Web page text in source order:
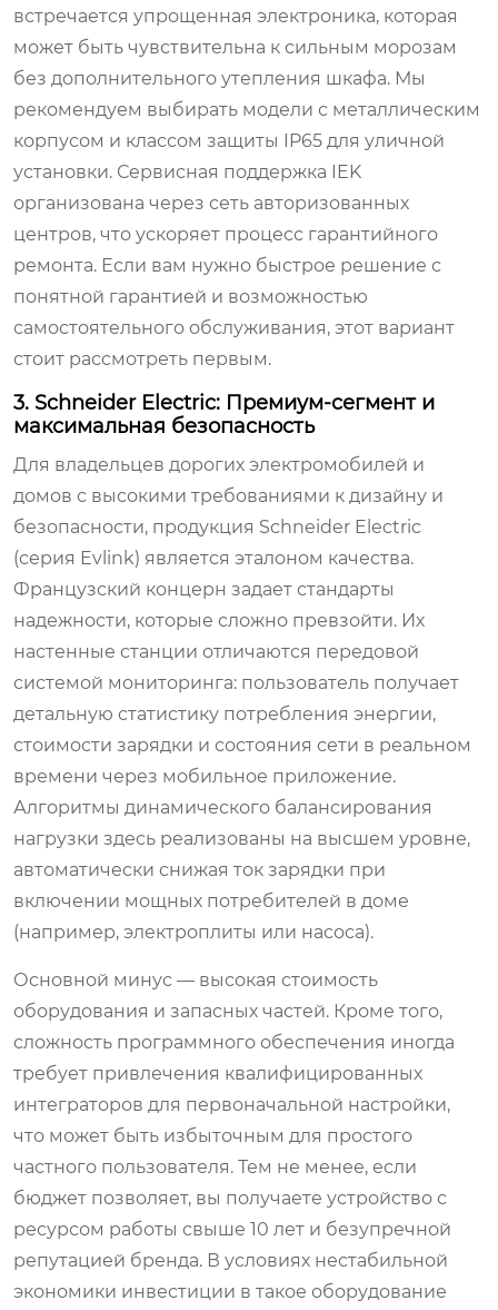
встречается упрощенная электроника, которая
может быть чувствительна к сильным морозам
без дополнительного утепления шкафа. Мы
рекомендуем выбирать модели с металлическим
корпусом и классом защиты IP65 для уличной
установки. Сервисная поддержка IEK
организована через сеть авторизованных
центров, что ускоряет процесс гарантийного
ремонта. Если вам нужно быстрое решение с
понятной гарантией и возможностью
самостоятельного обслуживания, этот вариант
стоит рассмотреть первым.
3. Schneider Electric: Премиум-сегмент и
максимальная безопасность
Для владельцев дорогих электромобилей и
домов с высокими требованиями к дизайну и
безопасности, продукция Schneider Electric
(серия Evlink) является эталоном качества.
Французский концерн задает стандарты
надежности, которые сложно превзойти. Их
настенные станции отличаются передовой
системой мониторинга: пользователь получает
детальную статистику потребления энергии,
стоимости зарядки и состояния сети в реальном
времени через мобильное приложение.
Алгоритмы динамического балансирования
нагрузки здесь реализованы на высшем уровне,
автоматически снижая ток зарядки при
включении мощных потребителей в доме
(например, электроплиты или насоса).
Основной минус — высокая стоимость
оборудования и запасных частей. Кроме того,
сложность программного обеспечения иногда
требует привлечения квалифицированных
интеграторов для первоначальной настройки,
что может быть избыточным для простого
частного пользователя. Тем не менее, если
бюджет позволяет, вы получаете устройство с
ресурсом работы свыше 10 лет и безупречной
репутацией бренда. В условиях нестабильной
экономики инвестиции в такое оборудование